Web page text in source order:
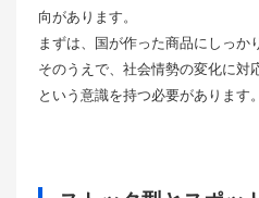
向があります。
まずは、国が作った商品にしっか
そのうえで、社会情勢の変化に対
という意識を持つ必要があります。